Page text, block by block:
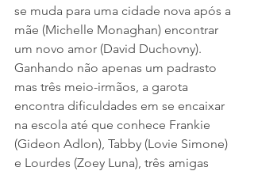
se muda para uma cidade nova após a
mãe (Michelle Monaghan) encontrar
um novo amor (David Duchovny).
Ganhando não apenas um padrasto
mas três meio-irmãos, a garota
encontra dificuldades em se encaixar
na escola até que conhece Frankie
(Gideon Adlon), Tabby (Lovie Simone)
e Lourdes (Zoey Luna), três amigas